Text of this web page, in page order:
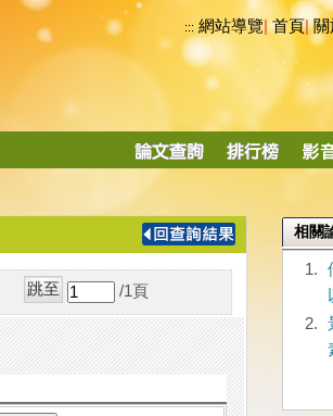
::: 網站導覽|首頁|關
導
/1 頁
相關
1.
2.